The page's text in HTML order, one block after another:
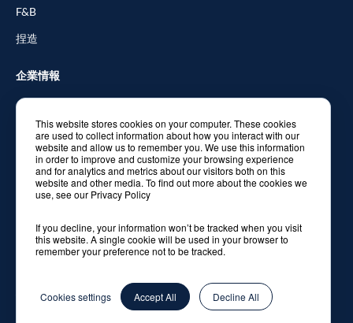
This website stores cookies on your computer. These cookies
are used to collect information about how you interact with our
website and allow us to remember you. We use this information
in order to improve and customize your browsing experience
and for analytics and metrics about our visitors both on this
website and other media. To find out more about the cookies we
use, see our Privacy Policy
If you decline, your information won’t be tracked when you visit
this website. A single cookie will be used in your browser to
remember your preference not to be tracked.
Cookies settings Accept All Decline All
F&B
捏造
企業情報
データシート等
Partners
ブログ
お問い合わせ
© 2026 Balyo. All rights reserved.
個人情報保護方針